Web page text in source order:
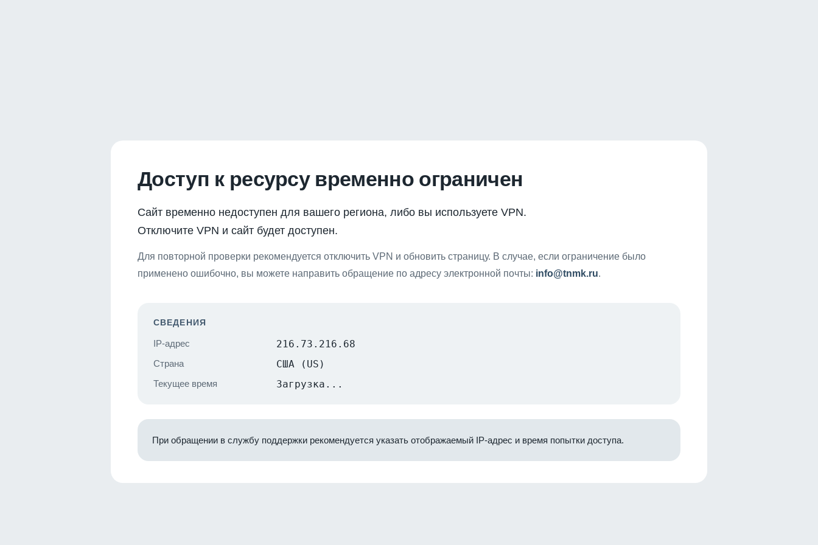
Доступ к ресурсу временно ограничен
Сайт временно недоступен для вашего региона, либо вы используете VPN.
Отключите VPN и сайт будет доступен.
Для повторной проверки рекомендуется отключить VPN и обновить страницу. В случае, если ограничение было
применено ошибочно, вы можете направить обращение по адресу электронной почты: info@tnmk.ru.
СВЕДЕНИЯ
IP-адрес 216.73.216.68
Страна США (US)
Текущее время Загрузка...
При обращении в службу поддержки рекомендуется указать отображаемый IP-адрес и время попытки доступа.